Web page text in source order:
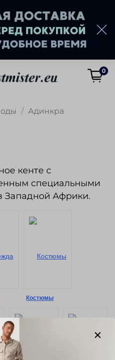
0
Адинкра
кенте с
специальными
Западной Африки.
Костюмы